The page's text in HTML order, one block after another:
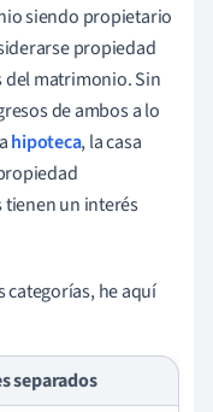
siendo propietario
propiedad
del matrimonio. Sin
de ambos a lo
hipoteca, la casa
tienen un interés
categorías, he aquí
separados